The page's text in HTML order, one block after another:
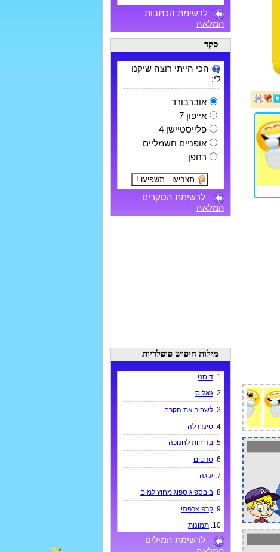
לרשימת הכתבות
המלאה
סקר
הכי הייתי רוצה שיקנו
לי:
אוברבורד
אייפון 7
פלייסטיישן 4
אופניים חשמליים
רחפן
לרשימת הסקרים
המלאה
מילות חיפוש פופלריות
1. דיסני
2. גאליס
3. לשבור את הקרח
4. סינדרלה
5. בדיחות לחנוכה
6. סרטים
7. עוגה
8. בובספוג ספוג מחוץ למים
9. קרפ צרפתי
10. תמונות
לרשימת המילים